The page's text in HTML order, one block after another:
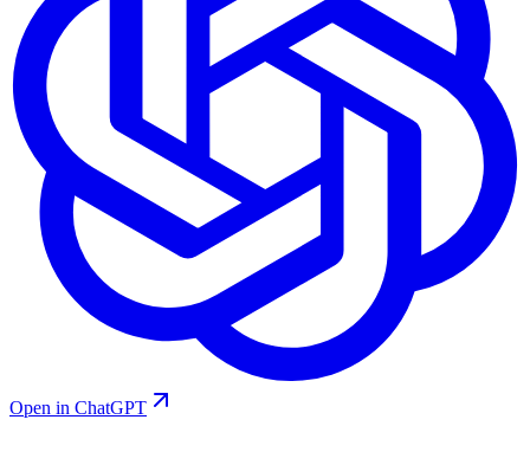
Open in ChatGPT